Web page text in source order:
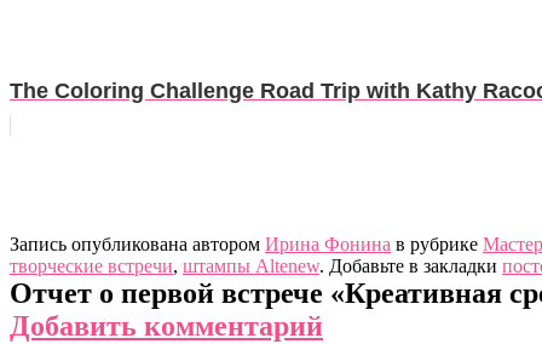
The Coloring Challenge Road Trip with Kathy
Запись опубликована автором Ирина Фонина в рубрике
творческие встречи, штампы Altenew. Добавьте в закладки
Отчет о первой встрече «Креативная
Добавить комментарий